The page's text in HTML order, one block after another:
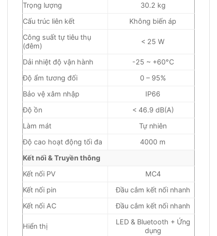
Trọng lượng
30.2 kg
Cấu trúc liên kết
Không biến áp
Công suất tự tiêu thụ
(đêm)
< 25 W
Dải nhiệt độ vận hành
-25 ~ +60°C
Độ ẩm tương đối
0 – 95%
Bảo vệ xâm nhập
IP66
Độ ồn
< 46.9 dB(A)
Làm mát
Tự nhiên
Độ cao hoạt động tối đa
4000 m
Kết nối & Truyền thông
Kết nối PV
MC4
Kết nối pin
Đầu cắm kết nối nhanh
Kết nối AC
Đầu cắm kết nối nhanh
Hiển thị
LED & Bluetooth + Ứng
dụng